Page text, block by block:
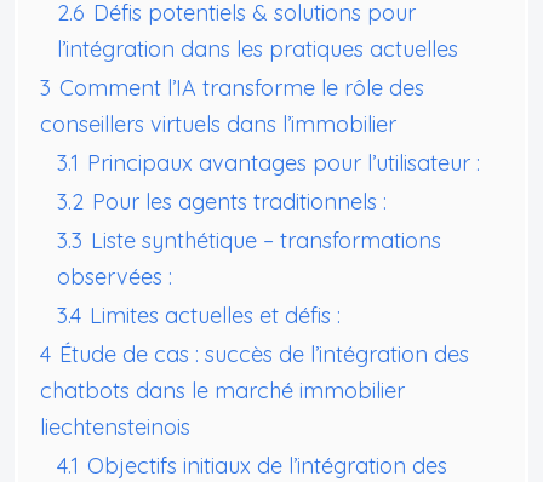
2.6 Défis potentiels & solutions pour
l’intégration dans les pratiques actuelles
3 Comment l’IA transforme le rôle des
conseillers virtuels dans l’immobilier
3.1 Principaux avantages pour l’utilisateur :
3.2 Pour les agents traditionnels :
3.3 Liste synthétique – transformations
observées :
3.4 Limites actuelles et défis :
4 Étude de cas : succès de l’intégration des
chatbots dans le marché immobilier
liechtensteinois
4.1 Objectifs initiaux de l’intégration des